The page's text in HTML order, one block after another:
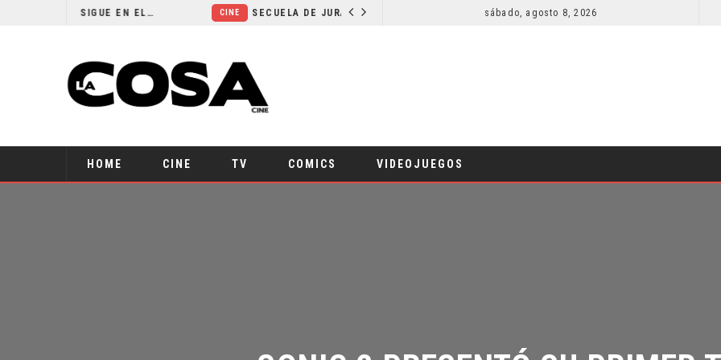
CINE SECUELA DE JURASSIC WORLD REBIRTH PIERDE DIRECTOR sábado, agosto 8, 2026
HOME CINE TV COMICS VIDEOJUEGOS